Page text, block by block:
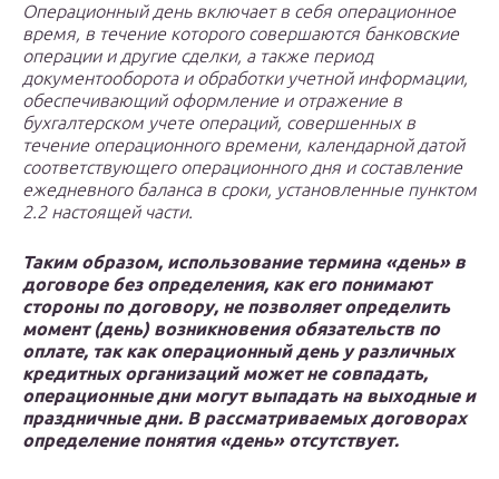
Операционный день включает в себя операционное
время, в течение которого совершаются банковские
операции и другие сделки, а также период
документооборота и обработки учетной информации,
обеспечивающий оформление и отражение в
бухгалтерском учете операций, совершенных в
течение операционного времени, календарной датой
соответствующего операционного дня и составление
ежедневного баланса в сроки, установленные пунктом
2.2 настоящей части.
Таким образом, использование термина «день» в
договоре без определения, как его понимают
стороны по договору, не позволяет определить
момент (день) возникновения обязательств по
оплате, так как операционный день у различных
кредитных организаций может не совпадать,
операционные дни могут выпадать на выходные и
праздничные дни. В рассматриваемых договорах
определение понятия «день» отсутствует.